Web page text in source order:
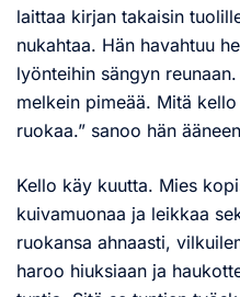
laittaa kirjan takaisin
nukahtaa. Hän havahtuu
lyönteihin sängyn
melkein pimeää. Mitä
ruokaa.” sanoo hän
Kello käy kuutta. Mies
kuivamuonaa ja leikkaa
ruokansa ahnaasti,
haroo hiuksiaan ja